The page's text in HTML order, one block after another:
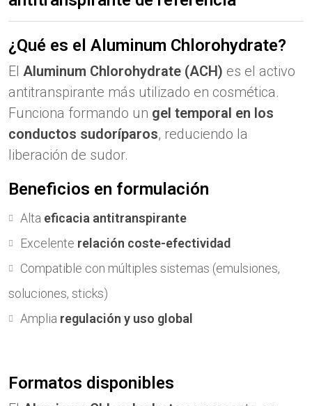
¿Qué es el Aluminum Chlorohydrate?
El Aluminum Chlorohydrate (ACH) es el activo
antitranspirante más utilizado en cosmética.
Funciona formando un gel temporal en los
conductos sudoríparos, reduciendo la
liberación de sudor.
Beneficios en formulación
Alta eficacia antitranspirante
Excelente relación coste-efectividad
Compatible con múltiples sistemas (emulsiones,
soluciones, sticks)
Amplia regulación y uso global
Formatos disponibles